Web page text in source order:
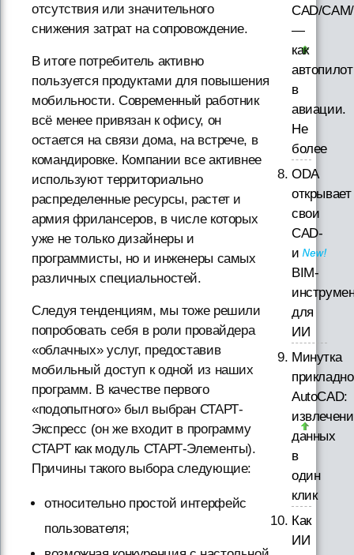
отсутствия или значительного
снижения затрат на сопровождение.
В итоге потребитель активно
пользуется продуктами для повышения
мобильности. Современный работник
всё менее привязан к офису, он
остается на связи дома, на встрече, в
командировке. Компании все активнее
используют территориально
распределенные ресурсы, растет и
армия фрилансеров, в числе которых
уже не только дизайнеры и
программисты, но и инженеры самых
различных специальностей.
Следуя тенденциям, мы тоже решили
попробовать себя в роли провайдера
«облачных» услуг, предоставив
мобильный доступ к одной из наших
программ. В качестве первого
«подопытного» был выбран СТАРТ-
Экспресс (он же входит в программу
СТАРТ как модуль СТАРТ-Элементы).
Причины такого выбора следующие:
относительно простой интерфейс
пользователя;
CAD/
—
как
автопилот
в
авиации.
Не
более
ODA
открывает
свои
CAD-
и
BIM-
для
ИИ
Минутка
AutoCAD:
данных
в
один
клик
Как
ИИ